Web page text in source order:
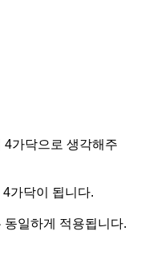
4가닥으로 생각해주
가닥이 됩니다.
일하게 적용됩니다.